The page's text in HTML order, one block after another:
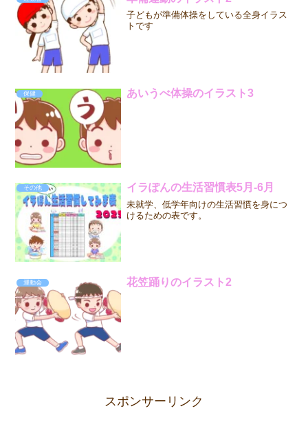
子どもが準備体操をしている全身イラス
トです
保健 あいうべ体操のイラスト3
その他 イラぽんの生活習慣表5月-6月
未就学、低学年向けの生活習慣を身につ
けるための表です。
運動会 花笠踊りのイラスト2
スポンサーリンク